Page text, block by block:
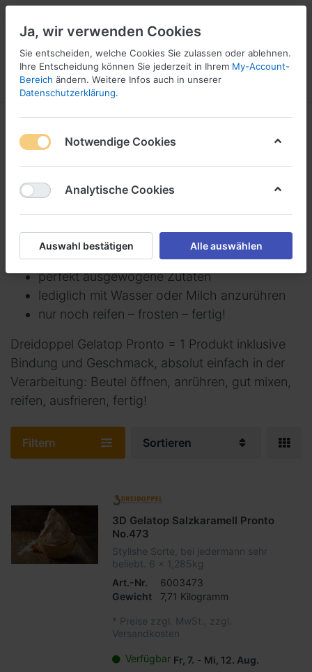
Menü Anmelden Vergleichen Wunschliste
2
1-5von
PRONTO PRODUKTE
Eisküche:
perfekt ausgewogene Zutaten
lediglich mit Wasser oder Milch anzurühren
nur noch reifen – frosten – fertig!
Dreidoppel Gelatop Pronto = 1 Produkt inklusive
Bindung und Geschmack, absolut einfach in der
Verarbeitung: Beutel öffnen, anrühren, gut mixen,
reifen, ausfrieren, fertig!
Filtern Sortieren
3D Gelatop Salzkaramell Pronto
No.473
Stylishe Sorte, bei jedermann sehr
beliebt. 6 x 1,285kg
Art.-Nr.
6003473
Gewicht
7,71 Kilogramm
* Preise zzgl. MwSt., zzgl.
Versandkosten
Verfügbar Fr, 7. - Mi, 12. Aug.
Ja, wir verwenden Cookies
Sie entscheiden, welche Cookies Sie zulassen oder ablehnen.
Ihre Entscheidung können Sie jederzeit in Ihrem My-Account-
Bereich ändern. Weitere Infos auch in unserer
Datenschutzerklärung.
Notwendige Cookies
Analytische Cookies
Auswahl bestätigen Alle auswählen